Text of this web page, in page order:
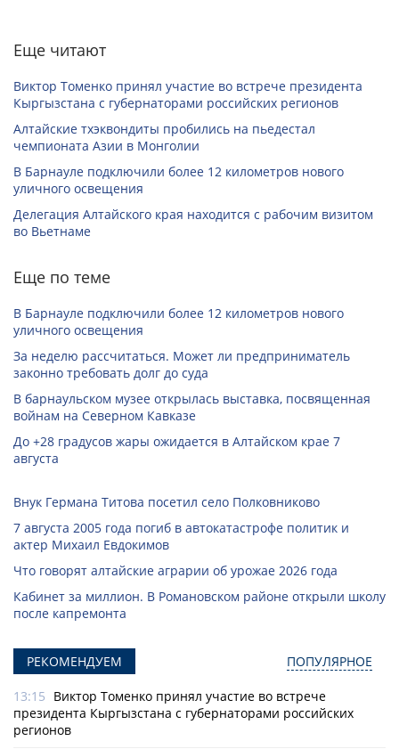
Еще читают
Виктор Томенко принял участие во встрече президента
Кыргызстана с губернаторами российских регионов
Алтайские тхэквондиты пробились на пьедестал
чемпионата Азии в Монголии
В Барнауле подключили более 12 километров нового
уличного освещения
Делегация Алтайского края находится с рабочим визитом
во Вьетнаме
Еще по теме
В Барнауле подключили более 12 километров нового
уличного освещения
За неделю рассчитаться. Может ли предприниматель
законно требовать долг до суда
В барнаульском музее открылась выставка, посвященная
войнам на Северном Кавказе
До +28 градусов жары ожидается в Алтайском крае 7
августа
Внук Германа Титова посетил село Полковниково
7 августа 2005 года погиб в автокатастрофе политик и
актер Михаил Евдокимов
Что говорят алтайские аграрии об урожае 2026 года
Кабинет за миллион. В Романовском районе открыли школу
после капремонта
РЕКОМЕНДУЕМ ПОПУЛЯРНОЕ
13:15 Виктор Томенко принял участие во встрече
президента Кыргызстана с губернаторами российских
регионов